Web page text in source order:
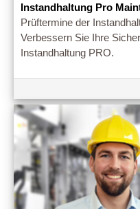
Instandhaltung Pro
Prüftermine der
Verbessern Sie Ihre
Instandhaltung PRO.